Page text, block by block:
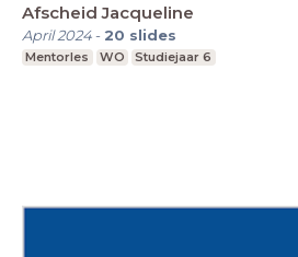
Afscheid Jacqueline
April 2024- 20 slides
Mentorles WO Studiejaar 6